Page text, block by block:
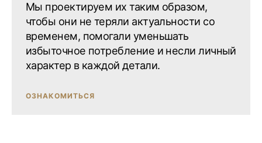
Мы проектируем их таким образом,
чтобы они не теряли актуальности со
временем, помогали уменьшать
избыточное потребление и несли личный
характер в каждой детали.
ОЗНАКОМИТЬСЯ